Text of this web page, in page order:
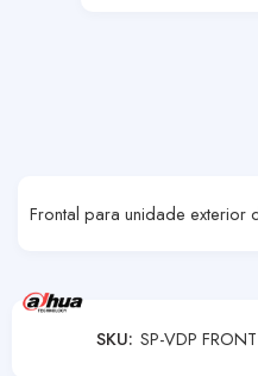
Frontal para unidade exterior
SKU: SP-VDP